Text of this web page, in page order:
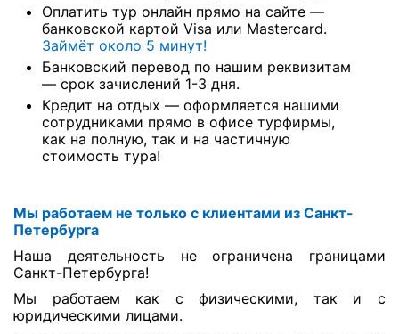
Оплатить тур онлайн прямо на сайте —
банковской картой Visa или Mastercard.
Займёт около 5 минут!
Банковский перевод по нашим реквизитам
— срок зачислений 1-3 дня.
Кредит на отдых — оформляется нашими
сотрудниками прямо в офисе турфирмы,
как на полную, так и на частичную
стоимость тура!
Мы работаем не только с клиентами из Санкт-
Петербурга
Наша деятельность не ограничена границами
Санкт-Петербурга!
Мы работаем как с физическими, так и с
юридическими лицами.